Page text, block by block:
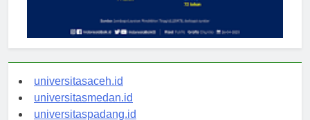
universitasaceh.id
universitasmedan.id